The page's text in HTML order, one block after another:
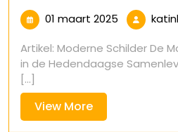
01 maart 2025 01
maart
2025
Artikel: Moderne Schilder De
in de Hedendaagse
[...]
View MoreView
More